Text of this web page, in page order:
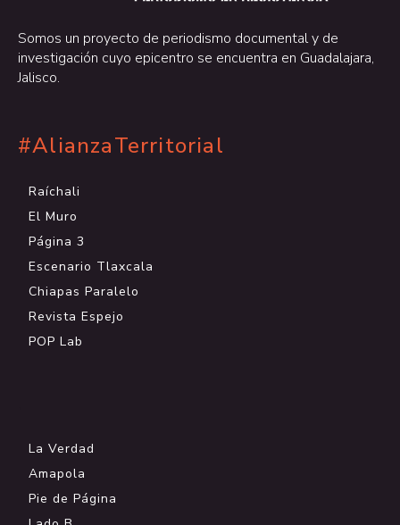
Somos un proyecto de periodismo documental y de
investigación cuyo epicentro se encuentra en Guadalajara,
Jalisco.
#AlianzaTerritorial
Raíchali
El Muro
Página 3
Escenario Tlaxcala
Chiapas Paralelo
Revista Espejo
POP Lab
La Verdad
Amapola
Pie de Página